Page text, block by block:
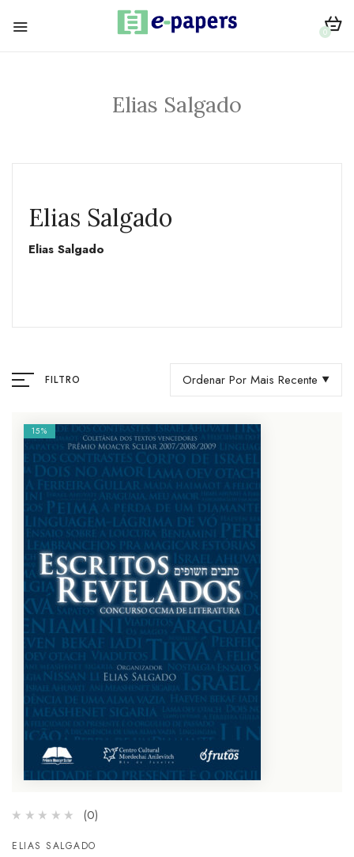
0
Elias Salgado
Elias Salgado
Elias Salgado
FILTRO Ordenar Por Mais Recente
15%
(0)
ELIAS SALGADO